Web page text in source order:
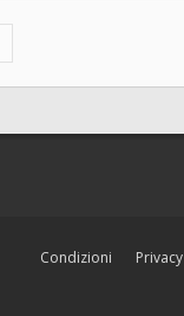
Privacy
Condizioni